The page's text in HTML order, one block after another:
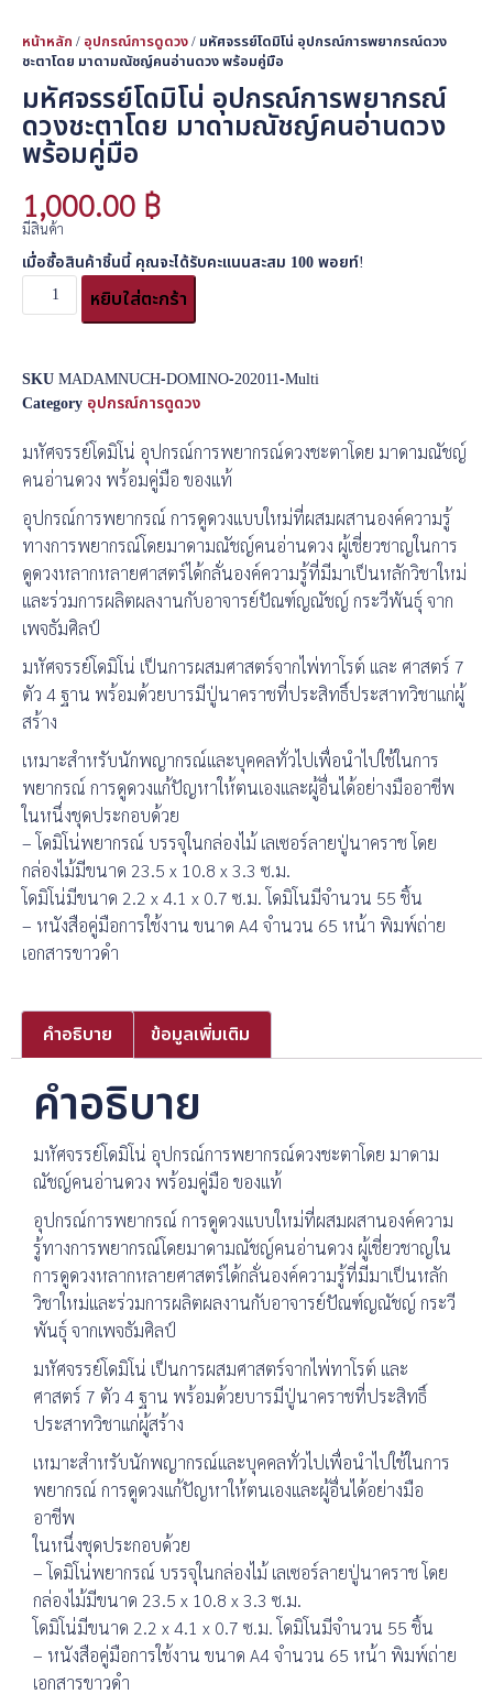
หน้าหลัก / อุปกรณ์การดูดวง/ มหัศจรรย์โดมิโน่ อุปกรณ์การพยากรณ์ดวง
ชะตาโดย มาดามณัชญ์คนอ่านดวง พร้อมคู่มือ
มหัศจรรย์โดมิโน่ อุปกรณ์การพยากรณ์
ดวงชะตาโดย มาดามณัชญ์คนอ่านดวง
พร้อมคู่มือ
1,000.00 ฿
มีสินค้า
เมื่อซื้อสินค้าชิ้นนี้ คุณจะได้รับคะแนนสะสม 100พอยท์!
หยิบใส่ตะกร้า
SKUMADAMNUCH-DOMINO-202011-Multi
Category อุปกรณ์การดูดวง
มหัศจรรย์โดมิโน่ อุปกรณ์การพยากรณ์ดวงชะตาโดย มาดามณัชญ์
คนอ่านดวง พร้อมคู่มือ ของแท้
อุปกรณ์การพยากรณ์ การดูดวงแบบใหม่ที่ผสมผสานองค์ความรู้
ทางการพยากรณ์โดยมาดามณัชญ์คนอ่านดวง ผู้เชี่ยวชาญในการ
ดูดวงหลากหลายศาสตร์ได้กลั่นองค์ความรู้ที่มีมาเป็นหลักวิชาใหม่
และร่วมการผลิตผลงานกับอาจารย์ปัณฑ์ญณัชญ์ กระวีพันธุ์ จาก
เพจธัมศิลป์
มหัศจรรย์โดมิโน่ เป็นการผสมศาสตร์จากไพ่ทาโรต์ และ ศาสตร์ 7
ตัว 4 ฐาน พร้อมด้วยบารมีปู่นาคราชที่ประสิทธิ์ประสาทวิชาแก่ผู้
สร้าง
เหมาะสำหรับนักพญากรณ์และบุคคลทั่วไปเพื่อนำไปใช้ในการ
พยากรณ์ การดูดวงแก้ปัญหาให้ตนเองและผู้อื่นได้อย่างมืออาชีพ
ในหนึ่งชุดประกอบด้วย
– โดมิโน่พยากรณ์ บรรจุในกล่องไม้ เลเซอร์ลายปู่นาคราช โดย
กล่องไม้มีขนาด 23.5 x 10.8 x 3.3 ซ.ม.
โดมิโน่มีขนาด 2.2 x 4.1 x 0.7 ซ.ม. โดมิโนมีจำนวน 55 ชิ้น
– หนังสือคู่มือการใช้งาน ขนาด A4 จำนวน 65 หน้า พิมพ์ถ่าย
เอกสารขาวดำ
คำอธิบาย ข้อมูลเพิ่มเติม
คำอธิบาย
มหัศจรรย์โดมิโน่ อุปกรณ์การพยากรณ์ดวงชะตาโดย มาดาม
ณัชญ์คนอ่านดวง พร้อมคู่มือ ของแท้
อุปกรณ์การพยากรณ์ การดูดวงแบบใหม่ที่ผสมผสานองค์ความ
รู้ทางการพยากรณ์โดยมาดามณัชญ์คนอ่านดวง ผู้เชี่ยวชาญใน
การดูดวงหลากหลายศาสตร์ได้กลั่นองค์ความรู้ที่มีมาเป็นหลัก
วิชาใหม่และร่วมการผลิตผลงานกับอาจารย์ปัณฑ์ญณัชญ์ กระวี
พันธุ์ จากเพจธัมศิลป์
มหัศจรรย์โดมิโน่ เป็นการผสมศาสตร์จากไพ่ทาโรต์ และ
ศาสตร์ 7 ตัว 4 ฐาน พร้อมด้วยบารมีปู่นาคราชที่ประสิทธิ์
ประสาทวิชาแก่ผู้สร้าง
เหมาะสำหรับนักพญากรณ์และบุคคลทั่วไปเพื่อนำไปใช้ในการ
พยากรณ์ การดูดวงแก้ปัญหาให้ตนเองและผู้อื่นได้อย่างมือ
อาชีพ
ในหนึ่งชุดประกอบด้วย
– โดมิโน่พยากรณ์ บรรจุในกล่องไม้ เลเซอร์ลายปู่นาคราช โดย
กล่องไม้มีขนาด 23.5 x 10.8 x 3.3 ซ.ม.
โดมิโน่มีขนาด 2.2 x 4.1 x 0.7 ซ.ม. โดมิโนมีจำนวน 55 ชิ้น
– หนังสือคู่มือการใช้งาน ขนาด A4 จำนวน 65 หน้า พิมพ์ถ่าย
เอกสารขาวดำ